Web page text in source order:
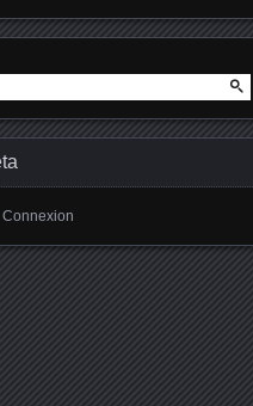
Connexion